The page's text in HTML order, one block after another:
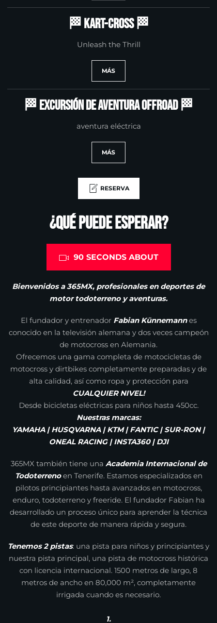
🏁 Kart-Cross 🏁
Unleash the Thrill
MÁS
🏁 Excursión de aventura offroad 🏁
aventura eléctrica
MÁS
RESERVA
¿Qué puede esperar?
90 SECONDS ABOUT
Bienvenidos a 365MX, profesionales en deportes de
motor todoterreno y aventuras.
El fundador y entrenador Fabian Künnemannes
conocido en la televisión alemana y dos veces campeón
de motocross en Alemania.
Ofrecemos una gama completa de motocicletas de
motocross y dirtbikes completamente preparadas y de
alta calidad, así como ropa y protección para
CUALQUIER NIVEL!
Desde bicicletas eléctricas para niños hasta 450cc.
Nuestras marcas:
YAMAHA | HUSQVARNA | KTM | FANTIC | SUR-RON |
ONEAL RACING | INSTA360 | DJI
365MX también tiene una Academia Internacional de
Todoterrenoen Tenerife. Estamos especializados en
pilotos principiantes hasta avanzados en motocross,
enduro, todoterreno y freeride. El fundador Fabian ha
desarrollado un proceso único para aprender la técnica
de este deporte de manera rápida y segura.
Tenemos 2 pistas: una pista para niños y principiantes y
nuestra pista principal, una pista de motocross histórica
con licencia internacional. 1500 metros de largo, 8
metros de ancho en 80,000 m², completamente
irrigada cuando es necesario.
1.